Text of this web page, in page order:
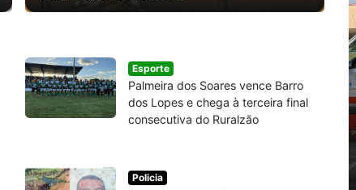
Esporte
Palmeira dos Soares vence Barro
dos Lopes e chega à terceira final
consecutiva do Ruralzão
Policia